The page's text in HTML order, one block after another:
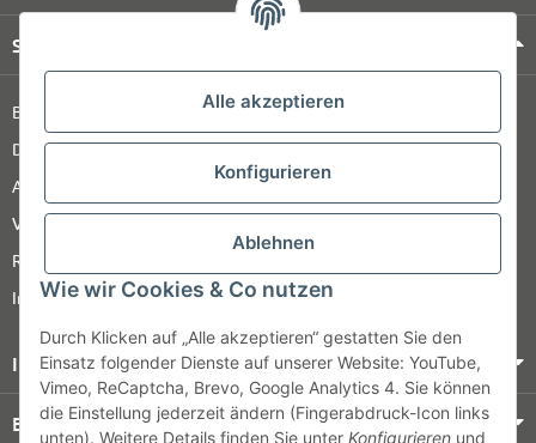
Alle akzeptieren
Konfigurieren
Ablehnen
Wie wir Cookies & Co nutzen
Durch Klicken auf „Alle akzeptieren“ gestatten Sie den
Einsatz folgender Dienste auf unserer Website: YouTube,
Vimeo, ReCaptcha, Brevo, Google Analytics 4. Sie können
die Einstellung jederzeit ändern (Fingerabdruck-Icon links
unten). Weitere Details finden Sie unter Konfigurieren und
Shop Service
Barrierefreiheitserklärung
Datenschutz
AGB
Versandinformationen
Retour
Impressum
Informationen
Bezahlung & Versand